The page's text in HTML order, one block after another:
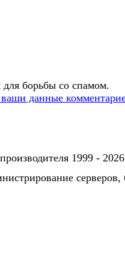
для борьбы со спамом.
данные
1999 - 2026
серверов,